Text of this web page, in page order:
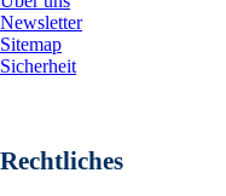
Newsletter
Sitemap
Sicherheit
Rechtliches